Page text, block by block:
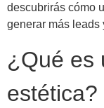
descubrirás cómo
generar más leads
¿Qué es
estética?